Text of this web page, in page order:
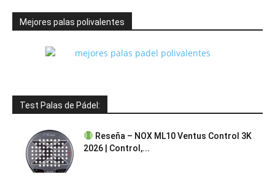
Mejores palas polivalentes
Test Palas de Pádel:
Reseña – NOX ML10 Ventus Control 3K
2026 | Control,...